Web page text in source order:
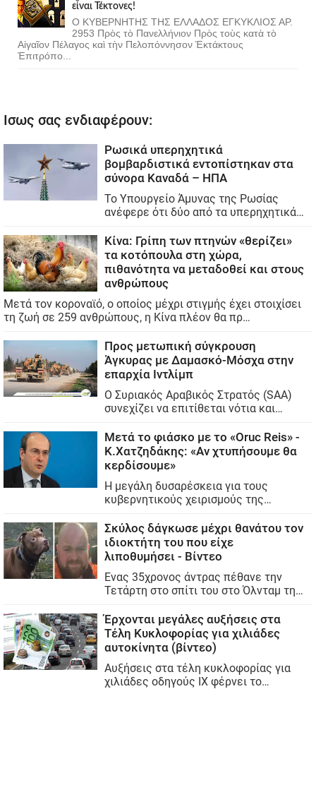
εἶναι Τέκτονες!
Ο ΚΥΒΕΡΝΗΤΗΣ ΤΗΣ ΕΛΛΑΔΟΣ ΕΓΚΥΚΛΙΟΣ ΑΡ.
2953 Πρὸς τὸ Πανελλήνιον Πρὸς τοὺς κατὰ τὸ
Αἰγαῖον Πέλαγος καὶ τὴν Πελοπόννησον Ἐκτάκτους
Ἐπιτρόπο...